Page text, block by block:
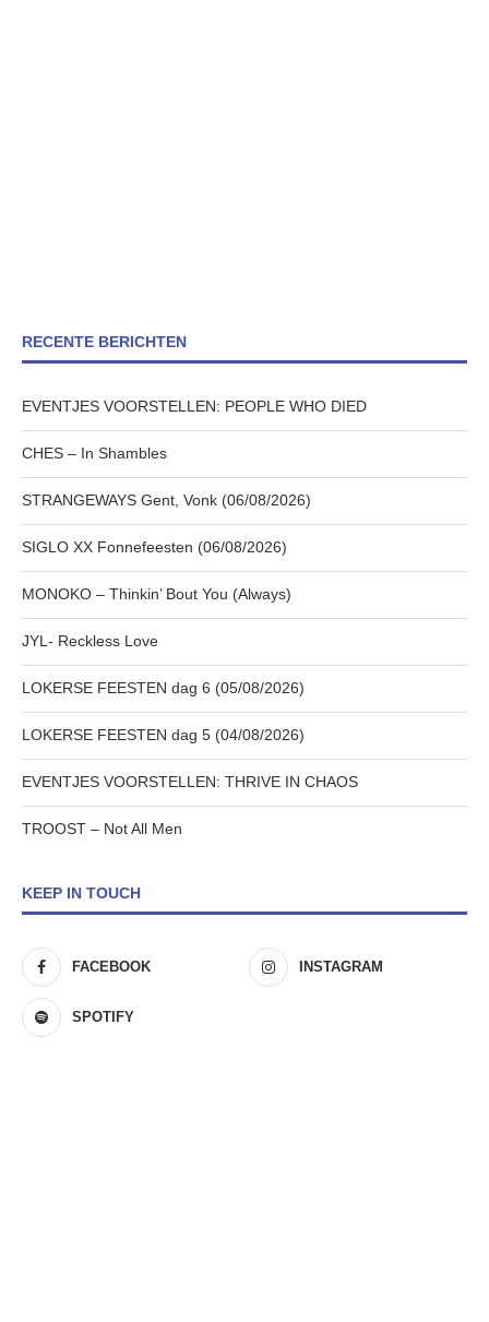
RECENTE BERICHTEN
EVENTJES VOORSTELLEN: PEOPLE WHO DIED
CHES – In Shambles
STRANGEWAYS Gent, Vonk (06/08/2026)
SIGLO XX Fonnefeesten (06/08/2026)
MONOKO – Thinkin’ Bout You (Always)
JYL- Reckless Love
LOKERSE FEESTEN dag 6 (05/08/2026)
LOKERSE FEESTEN dag 5 (04/08/2026)
EVENTJES VOORSTELLEN: THRIVE IN CHAOS
TROOST – Not All Men
KEEP IN TOUCH
FACEBOOK INSTAGRAM
SPOTIFY